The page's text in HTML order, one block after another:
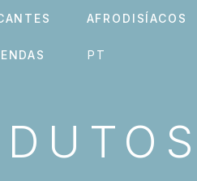
AFRODISÍACOS